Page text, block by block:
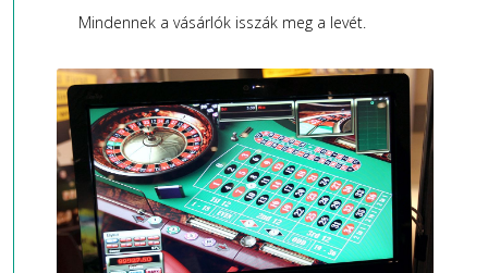
Mindennek a vásárlók isszák meg a levét.